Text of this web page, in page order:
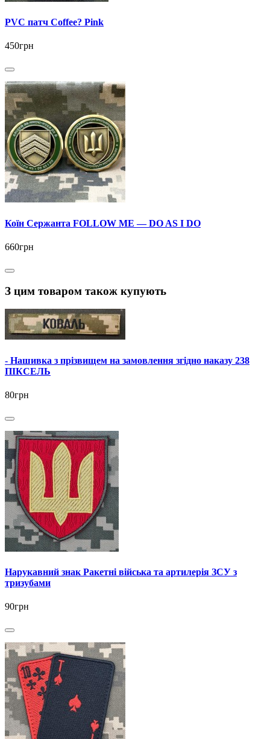
PVC патч Coffee? Pink
450грн
Коїн Сержанта FOLLOW ME — DO AS I DO
660грн
З цим товаром також купують
- Нашивка з прізвищем на замовлення згідно наказу 238
ПІКСЕЛЬ
80грн
Нарукавний знак Ракетні війська та артилерія ЗСУ з
тризубами
90грн